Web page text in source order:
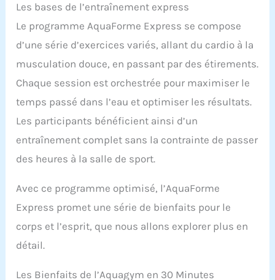
Les bases de l’entraînement express
Le programme AquaForme Express se compose
d’une série d’exercices variés, allant du cardio à la
musculation douce, en passant par des étirements.
Chaque session est orchestrée pour maximiser le
temps passé dans l’eau et optimiser les résultats.
Les participants bénéficient ainsi d’un
entraînement complet sans la contrainte de passer
des heures à la salle de sport.
Avec ce programme optimisé, l’AquaForme
Express promet une série de bienfaits pour le
corps et l’esprit, que nous allons explorer plus en
détail.
Les Bienfaits de l’Aquagym en 30 Minutes